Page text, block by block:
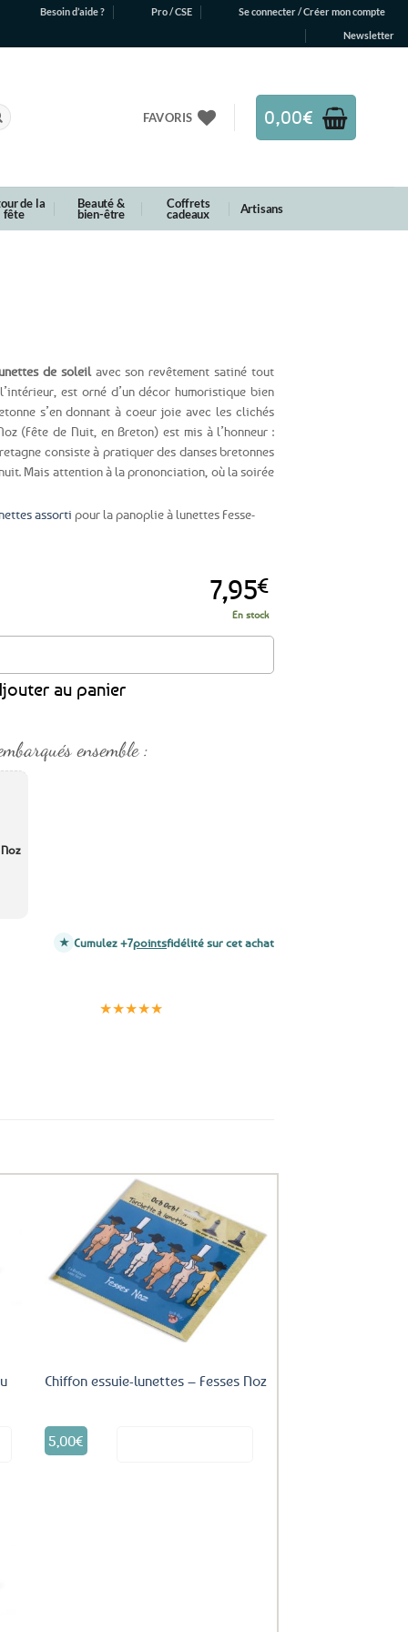
Besoin d’aide ? Pro / CSE
Se connecter / Créer mon compte
Newsletter
FAVORIS 0,00€
de la
fête
Beauté &
bien-être
Coffrets
cadeaux Artisans
de soleilavec son revêtement satiné tout
est orné d’un décor humoristique bien
s’en donnant à coeur joie avec les clichés
(Fête de Nuit, en Breton) est mis à l’honneur :
consiste à pratiquer des danses bretonnes
Mais attention à la prononciation, où la soirée
assorti pour la panoplie à lunettes Fesse-
7,95€
En stock
ensemble :
- Fesses Noz
au panier
Cumulez +7pointsfidélité sur cet achat
★★★★★
Ajouter
aux
favoris
Chiffon essuie-lunettes – Fesses Noz
5,00€